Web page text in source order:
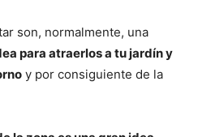
son, normalmente, una
para atraerlos a tu jardín y
y por consiguiente de la